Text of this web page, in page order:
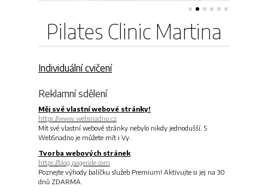
Pilates Clinic Martina
Individuální cvičení
Reklamní sdělení
Měj své vlastní webové stránky!
https://www.websnadno.cz
Mít své vlastní webové stránky nebylo nikdy jednodušší. S
WebSnadno je můžete mít i Vy.
Tvorba webových stránek
https://blog.pageride.com
Poznejte výhody balíčku služeb Premium! Aktivujte si jej na 30
dnů ZDARMA.